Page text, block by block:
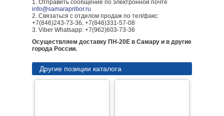
1. Отправить сообщение по электронной почте
info@samarapribor.ru
2. Связаться с отделом продаж по тел/факс:
+7(846)243-73-36, +7(846)331-57-08
3. Viber Whatsapp: +7(962)603-73-36
Осуществляем доставку ПН-20Е в Самару и в другие
города России.
Другие позиции каталога